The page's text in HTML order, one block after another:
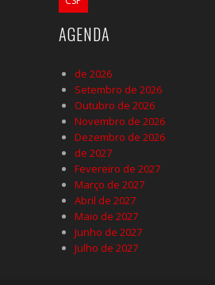
AGENDA
de 2026
Setembro de 2026
Outubro de 2026
Novembro de 2026
Dezembro de 2026
de 2027
Fevereiro de 2027
Março de 2027
Abril de 2027
Maio de 2027
Junho de 2027
Julho de 2027